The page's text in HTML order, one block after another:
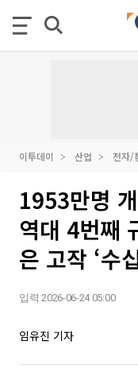
이투데이 산업 전자/
1953만명
역대 4번째
은 고작 ‘수
입력 2026-06-24 05:00
임유진 기자